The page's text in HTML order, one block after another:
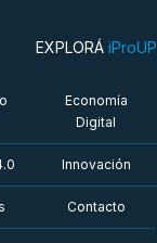
EXPLORÁ iProUP
Economía
Digital
Innovación
Contacto